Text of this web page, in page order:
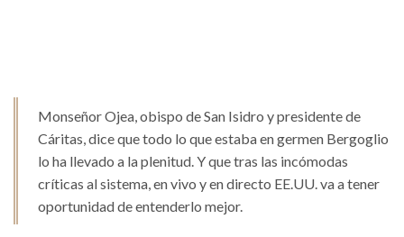
Monseñor Ojea, obispo de San Isidro y presidente de
Cáritas, dice que todo lo que estaba en germen Bergoglio
lo ha llevado a la plenitud. Y que tras las incómodas
críticas al sistema, en vivo y en directo EE.UU. va a tener
oportunidad de entenderlo mejor.